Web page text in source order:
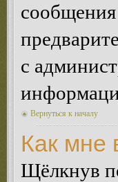
с
Вернуться к началу
Как мне
Щёлкнув